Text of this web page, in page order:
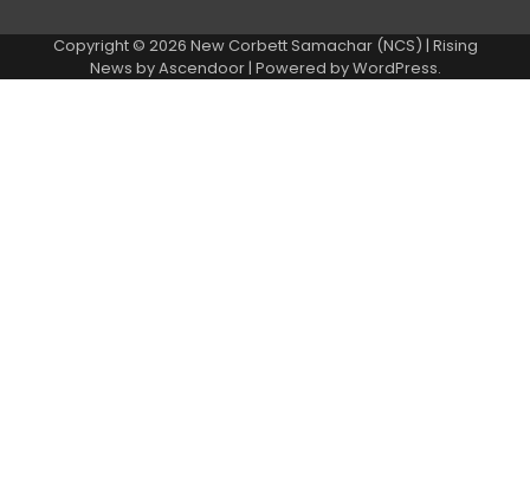
Copyright © 2026 New Corbett Samachar (NCS) | Rising
News byAscendoor| Powered byWordPress.